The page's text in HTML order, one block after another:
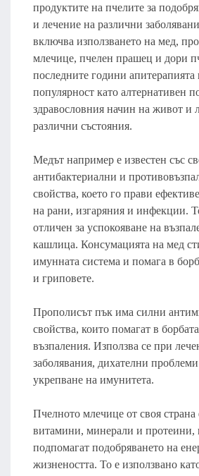
продуктите на пчелите за
и лечение на различни
включва използването на мед,
млечице, пчелен прашец и дори
последните години апитерапията
популярност като алтернативен
здравословния начин на живот и
различни състояния.
Медът например е известен със
антибактериални и
свойства, което го прави
на рани, изгаряния и инфекции.
отличен за успокояване на
кашлица. Консумацията на мед
имунната система и помага в
и гриповете.
Прополисът пък има силни
свойства, които помагат в
възпаления. Използва се при
заболявания, дихателни
укрепване на имунитета.
Пчелното млечице от своя страна
витамини, минерали и протеини,
подпомагат подобряването на
жизнеността. То е използвано